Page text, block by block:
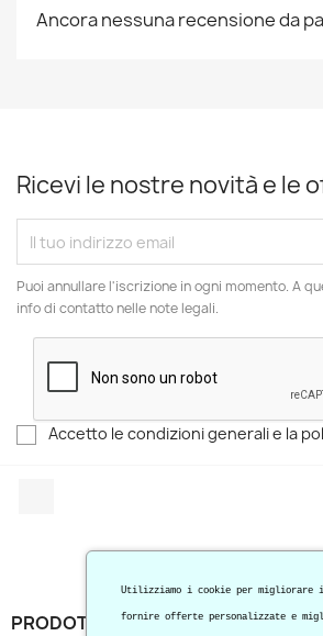
Ancora nessuna recensione da
Ricevi le nostre novità e le
Puoi annullare l'iscrizione in ogni momento. A
info di contatto nelle note legali.
Accetto le condizioni generali e la
PRODOTTI
Utilizziamo i cookie per
fornire offerte personalizzate e